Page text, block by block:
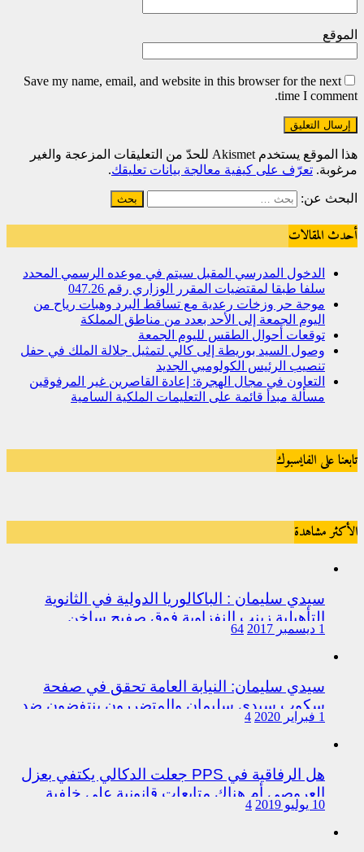
الموقع
Save my name, email, and website in this browser for the next
time I comment.
هذا الموقع يستخدم Akismet للحدّ من التعليقات المزعجة والغير
مرغوبة. تعرّف على كيفية معالجة بيانات تعليقك.
البحث عن:
أحدث المقالات
الدخول المدرسي المقبل سیتم في موعده الرسمي المحدد
سلفا طبقا لمقتضیات المقرر الوزاري رقم 047.26
موجة حر وزخات رعدية مع تساقط البرد وهبات رياح من
اليوم الجمعة إلى الأحد بعدد من مناطق المملكة
توقعات أحوال الطقس لليوم الجمعة
وصول السيد بوريطة إلى كالي لتمثيل جلالة الملك في حفل
تنصيب الرئيس الكولومبي الجديد
التعاون في مجال الهجرة: إعادة القاصرين غير المرفوقين
مسألة مبدأ قائمة على التعليمات الملكية السامية
تابعنا على الفايسبوك
الأكثر مشاهدة
سيدي سليمان : الباكالوريا الدولية في الثانوية
التأهيلية زينب النفزاوية فوق صفيح ساخن
1 ديسمبر 2017 64
سيدي سليمان: النيابة العامة تحقق في صفحة
سكوب سيدي سليمان والمتضررون ينتفضون ضد
المتورطين من رجال الشرطة
1 فبراير 2020 4
هل الرفاقية في PPS جعلت الدكالي يكتفي بعزل
العروصي أم هناك متابعات قانونية على خلفية
اختلالات التسيير بمندوبية سيدي سليمان
10 يوليو 2019 4